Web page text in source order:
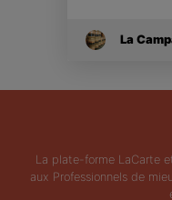
La
La plate-forme LaCarte
aux Professionnels de